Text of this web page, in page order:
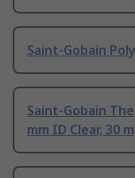
Saint-Gobain
Saint-Gobain
mm ID Clear, 30 m